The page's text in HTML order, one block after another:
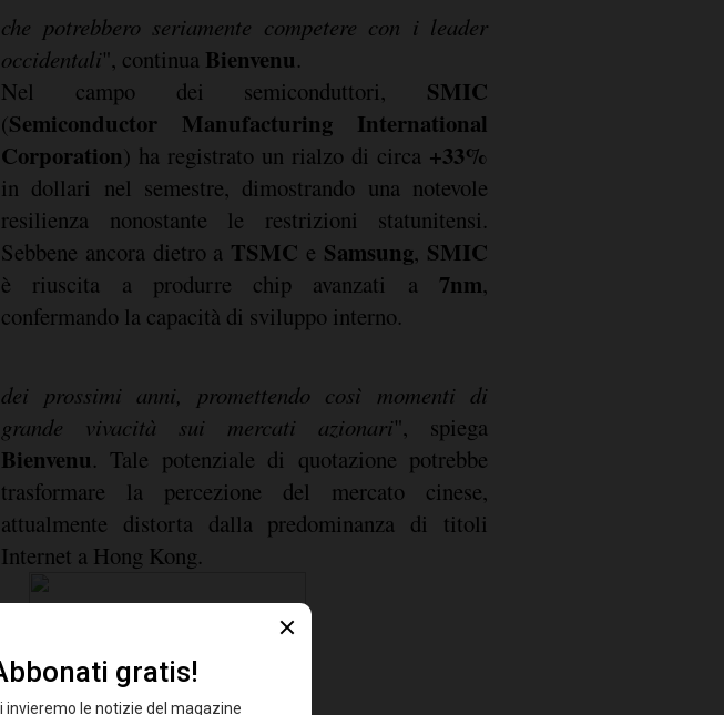
che potrebbero seriamente competere con i leader
occidentali", continua Bienvenu.
Nel campo dei semiconduttori, SMIC
(Semiconductor Manufacturing International
Corporation) ha registrato un rialzo di circa +33%
in dollari nel semestre, dimostrando una notevole
resilienza nonostante le restrizioni statunitensi.
Sebbene ancora dietro a TSMC e Samsung, SMIC
è riuscita a produrre chip avanzati a 7nm,
confermando la capacità di sviluppo interno.
dei prossimi anni, promettendo così momenti di
grande vivacità sui mercati azionari", spiega
Bienvenu. Tale potenziale di quotazione potrebbe
trasformare la percezione del mercato cinese,
attualmente distorta dalla predominanza di titoli
Internet a Hong Kong.